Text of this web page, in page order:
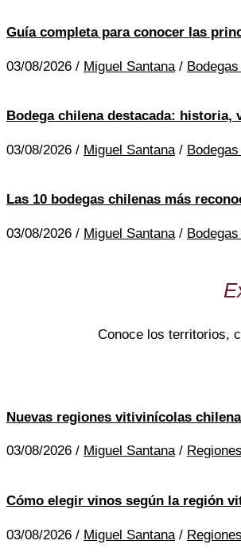
Guía completa para conocer las
03/08/2026 / Miguel Santana /
Bodega chilena destacada:
03/08/2026 / Miguel Santana /
Las 10 bodegas chilenas más
03/08/2026 / Miguel Santana/
Conoce los territorios,
Nuevas regiones vitivinícolas
03/08/2026 / Miguel Santana/
Cómo elegir vinos según la región
03/08/2026 / Miguel Santana /